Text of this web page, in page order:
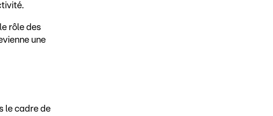
rôle des
une
le cadre de